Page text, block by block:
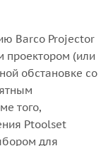
Barco Projector
проектором (или
обстановке со
того,
Ptoolset
для